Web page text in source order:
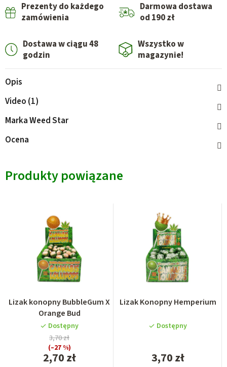
Prezenty do każdego
zamówienia
Darmowa dostawa
od 190 zł
Dostawa w ciągu 48
godzin
Wszystko w
magazynie!
Opis
Video (1)
MarkaWeed Star
Ocena
Produkty powiązane
Lizak konopny BubbleGum X
Orange Bud
Dostępny
2,70 zł
3,70 zł
(–27 %)
Lizak Konopny Hemperium
Dostępny
3,70 zł